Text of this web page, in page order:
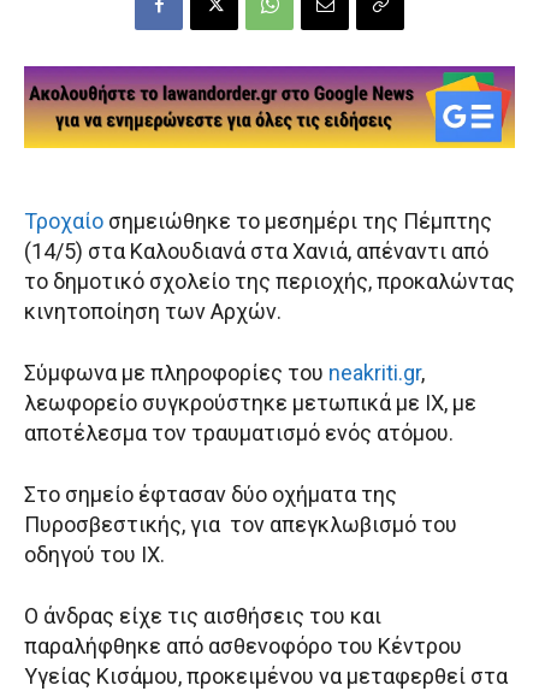
Τροχαίο σημειώθηκε το μεσημέρι της Πέμπτης
(14/5) στα Καλουδιανά στα Χανιά, απέναντι από
το δημοτικό σχολείο της περιοχής, προκαλώντας
κινητοποίηση των Αρχών.
Σύμφωνα με πληροφορίες του neakriti.gr,
λεωφορείο συγκρούστηκε μετωπικά με ΙΧ, με
αποτέλεσμα τον τραυματισμό ενός ατόμου.
Στο σημείο έφτασαν δύο οχήματα της
Πυροσβεστικής, για τον απεγκλωβισμό του
οδηγού του ΙΧ.
Ο άνδρας είχε τις αισθήσεις του και
παραλήφθηκε από ασθενοφόρο του Κέντρου
Υγείας Κισάμου, προκειμένου να μεταφερθεί στα